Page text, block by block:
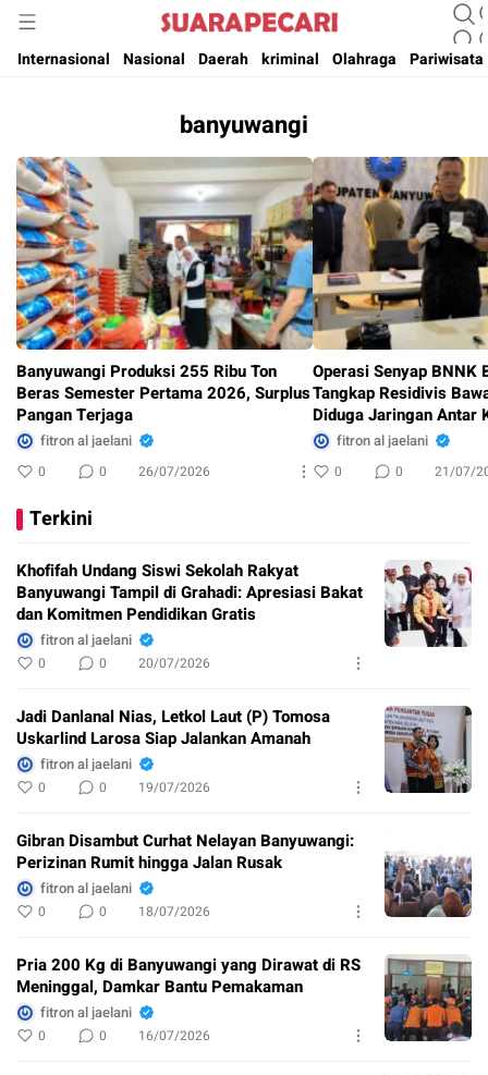
Suara Pecari
Suara Pencerahan Anak Negeri ( Berita Aktual & Terpercaya )
Internasional
Nasional Daerah kriminal Olahraga Pariwisata
banyuwangi
Banyuwangi Produksi 255 Ribu Ton
Beras Semester Pertama 2026, Surplus
Pangan Terjaga
fitron al jaelani
0 0 26/07/2026
Operasi Senyap BNNK
Tangkap Residivis
Diduga Jaringan Antar
fitron al jaelani
0 0 21/07/
Terkini
Khofifah Undang Siswi Sekolah Rakyat
Banyuwangi Tampil di Grahadi: Apresiasi Bakat
dan Komitmen Pendidikan Gratis
fitron al jaelani
0 0 20/07/2026
Jadi Danlanal Nias, Letkol Laut (P) Tomosa
Uskarlind Larosa Siap Jalankan Amanah
fitron al jaelani
0 0 19/07/2026
Gibran Disambut Curhat Nelayan Banyuwangi:
Perizinan Rumit hingga Jalan Rusak
fitron al jaelani
0 0 18/07/2026
Pria 200 Kg di Banyuwangi yang Dirawat di RS
Meninggal, Damkar Bantu Pemakaman
fitron al jaelani
0 0 16/07/2026